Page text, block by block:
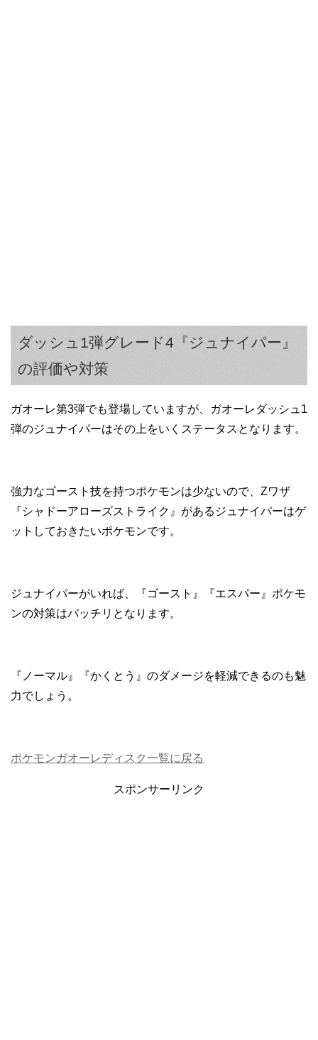
ダッシュ1弾グレード4『ジュナイパー』
の評価や対策
ガオーレ第3弾でも登場していますが、ガオーレダッシュ1
弾のジュナイパーはその上をいくステータスとなります。
強力なゴースト技を持つポケモンは少ないので、Zワザ
『シャドーアローズストライク』があるジュナイパーはゲ
ットしておきたいポケモンです。
ジュナイパーがいれば、『ゴースト』『エスパー』ポケモ
ンの対策はバッチリとなります。
『ノーマル』『かくとう』のダメージを軽減できるのも魅
力でしょう。
ポケモンガオーレディスク一覧に戻る
スポンサーリンク